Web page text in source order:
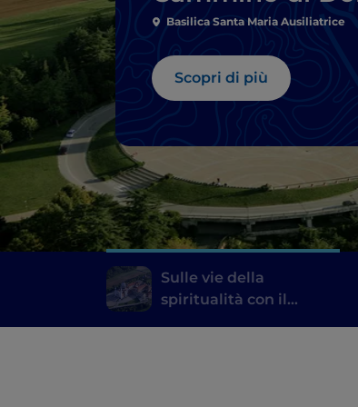
Bosco
Basilica Santa Maria Ausiliatrice
Scopri di più
Sulle vie della
spiritualità con il